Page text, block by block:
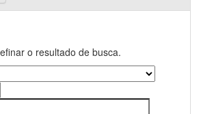
o resultado de busca.